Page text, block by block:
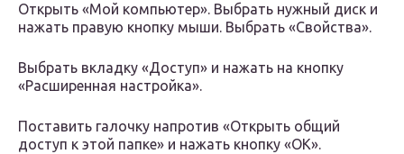
Открыть «Мой компьютер». Выбрать нужный диск и
нажать правую кнопку мыши. Выбрать «Свойства».
Выбрать вкладку «Доступ» и нажать на кнопку
«Расширенная настройка».
Поставить галочку напротив «Открыть общий
доступ к этой папке» и нажать кнопку «ОК».